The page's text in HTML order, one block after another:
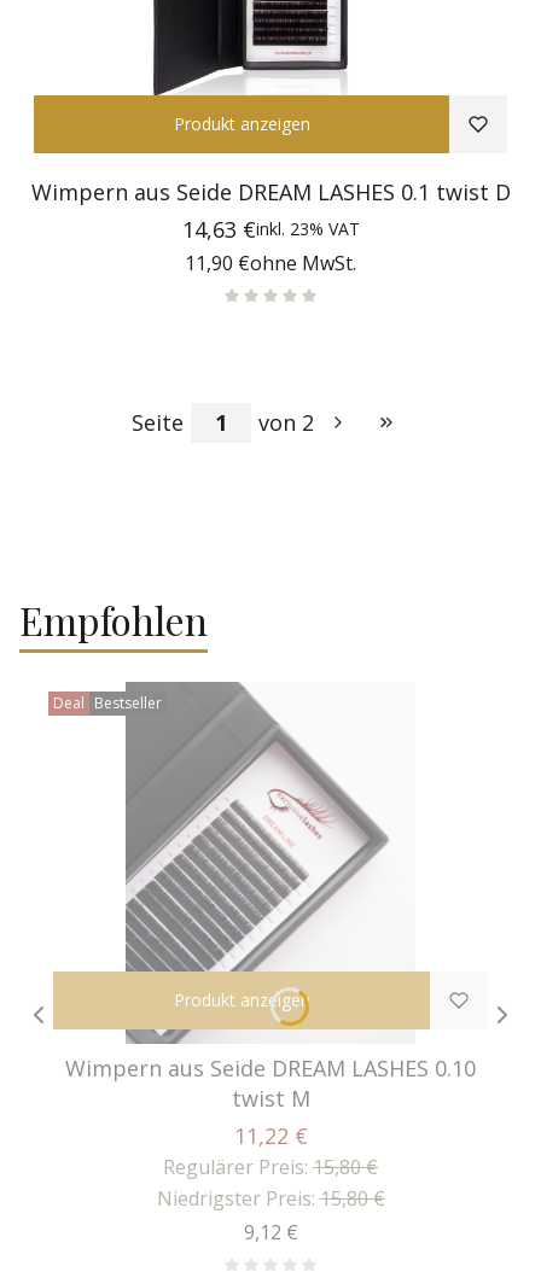
Produkt anzeigen
Wimpern aus Seide DREAM LASHES 0.1 twist D
Preis
14,63 €inkl. 23% VAT
Preis
11,90 €ohne MwSt.
Seite von 2 Zur letzten
Empfohlen
Deal Bestseller
Produkt anzeigen
Wimpern aus Seide DREAM LASHES 0.10
twist M
11,22 €
Regulärer Preis: 15,80 €
Niedrigster Preis: 15,80 €
Preis
9,12 €